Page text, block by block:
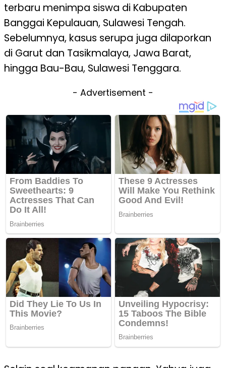
terbaru menimpa siswa di Kabupaten
Banggai Kepulauan, Sulawesi Tengah.
Sebelumnya, kasus serupa juga dilaporkan
di Garut dan Tasikmalaya, Jawa Barat,
hingga Bau-Bau, Sulawesi Tenggara.
- Advertisement -